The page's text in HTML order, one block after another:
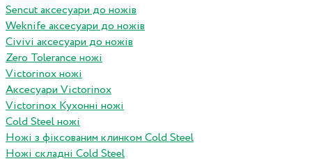
Sencut аксесуари до ножів
Weknife аксесуари до ножів
Civivi аксесуари до ножів
Zero Tolerance ножі
Victorinox ножі
Аксесуари Victorinox
Victorinox Кухонні ножі
Cold Steel ножі
Ножі з фіксованим клинком Cold Steel
Ножі складні Cold Steel